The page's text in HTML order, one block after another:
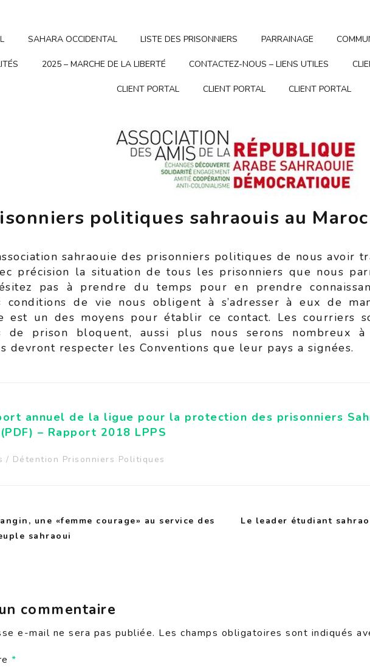
SAHARA OCCIDENTAL LISTE DES PRISONNIERS PARRAINAGE
2025 – MARCHE DE LA LIBERTÉ CONTACTEZ-NOUS – LIENS UTILES
CLIENT PORTAL CLIENT PORTAL CLIENT PORTAL
politiques sahraouis au Maroc
sahraouie des prisonniers politiques de nous avoir
précision la situation de tous les prisonniers que nous
pas à prendre du temps pour en prendre
conditions de vie nous obligent à s’adresser à eux de
est un des moyens pour établir ce contact. Les courriers
de prison bloquent, aussi plus nous serons nombreux
devront respecter les Conventions que leur pays a signées.
annuel de la ligue pour la protection des prisonniers
– Rapport 2018 LPPS
Détention Prisonniers Politiques
une «femme courage» au service des
sahraoui
Le leader étudiant
commentaire
e-mail ne sera pas publiée. Les champs obligatoires sont indiqués
*